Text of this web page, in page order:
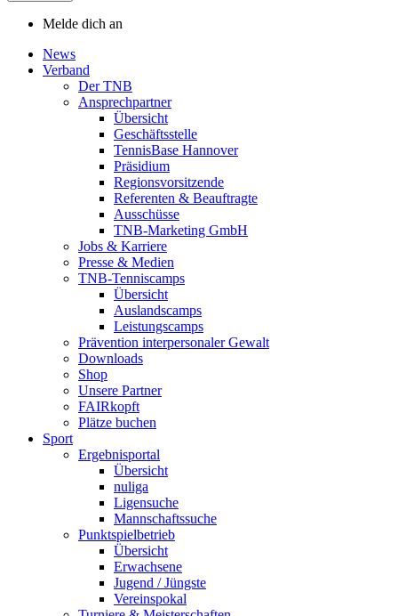
Melde dich an
News
Verband
Der TNB
Ansprechpartner
Übersicht
Geschäftsstelle
TennisBase Hannover
Präsidium
Regionsvorsitzende
Referenten & Beauftragte
Ausschüsse
TNB-Marketing GmbH
Jobs & Karriere
Presse & Medien
TNB-Tenniscamps
Übersicht
Auslandscamps
Leistungscamps
Prävention interpersonaler Gewalt
Downloads
Shop
Unsere Partner
FAIRkopft
Plätze buchen
Sport
Ergebnisportal
Übersicht
nuliga
Ligensuche
Mannschaftssuche
Punktspielbetrieb
Übersicht
Erwachsene
Jugend / Jüngste
Vereinspokal